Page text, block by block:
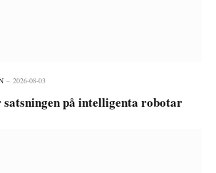
2026-08-03
på intelligenta robotar